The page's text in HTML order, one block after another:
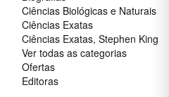
Ciências Biológicas e Naturais
Ciências Exatas
Ciências Exatas, Stephen King
Ver todas as categorias
Ofertas
Editoras